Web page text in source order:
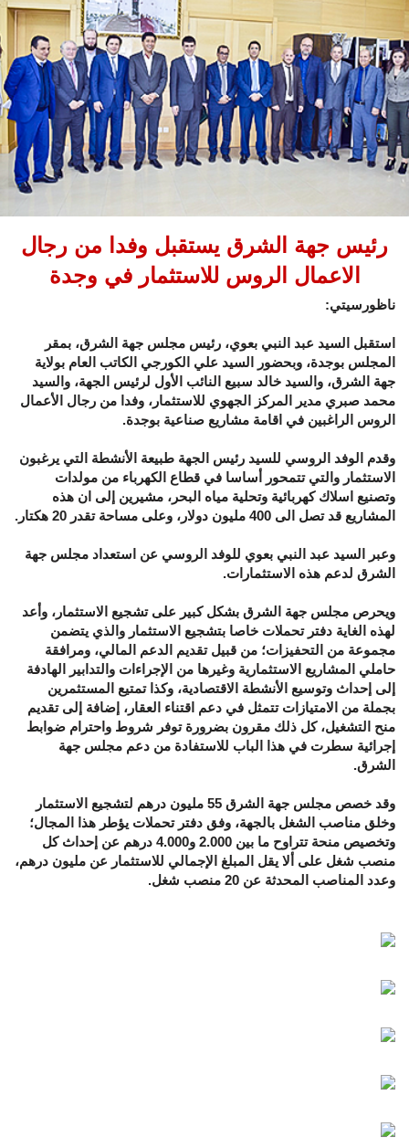
رئيس جهة الشرق يستقبل وفدا من رجال
الاعمال الروس للاستثمار في وجدة
ناظورسيتي:
استقبل السيد عبد النبي بعوي، رئيس مجلس جهة الشرق، بمقر
المجلس بوجدة، وبحضور السيد علي الكورجي الكاتب العام بولاية
جهة الشرق، والسيد خالد سبيع النائب الأول لرئيس الجهة، والسيد
محمد صبري مدير المركز الجهوي للاستثمار، وفدا من رجال الأعمال
الروس الراغبين في اقامة مشاريع صناعية بوجدة.
وقدم الوفد الروسي للسيد رئيس الجهة طبيعة الأنشطة التي يرغبون
الاستثمار والتي تتمحور أساسا في قطاع الكهرباء من مولدات
وتصنيع اسلاك كهربائية وتحلية مياه البحر، مشيرين إلى ان هذه
المشاريع قد تصل الى 400 مليون دولار، وعلى مساحة تقدر 20 هكتار.
وعبر السيد عبد النبي بعوي للوفد الروسي عن استعداد مجلس جهة
الشرق لدعم هذه الاستثمارات.
ويحرص مجلس جهة الشرق بشكل كبير على تشجيع الاستثمار، وأعد
لهذه الغاية دفتر تحملات خاصا بتشجيع الاستثمار والذي يتضمن
مجموعة من التحفيزات؛ من قبيل تقديم الدعم المالي، ومرافقة
حاملي المشاريع الاستثمارية وغيرها من الإجراءات والتدابير الهادفة
إلى إحداث وتوسيع الأنشطة الاقتصادية، وكذا تمتيع المستثمرين
بجملة من الامتيازات تتمثل في دعم اقتناء العقار، إضافة إلى تقديم
منح التشغيل، كل ذلك مقرون بضرورة توفر شروط واحترام ضوابط
إجرائية سطرت في هذا الباب للاستفادة من دعم مجلس جهة
الشرق.
وقد خصص مجلس جهة الشرق 55 مليون درهم لتشجيع الاستثمار
وخلق مناصب الشغل بالجهة، وفق دفتر تحملات يؤطر هذا المجال؛
وتخصيص منحة تتراوح ما بين 2.000 و4.000 درهم عن إحداث كل
منصب شغل على ألا يقل المبلغ الإجمالي للاستثمار عن مليون درهم،
وعدد المناصب المحدثة عن 20 منصب شغل.